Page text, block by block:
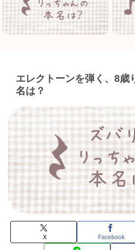
エレクトーンを弾く、8歳
名は？
X Facebook